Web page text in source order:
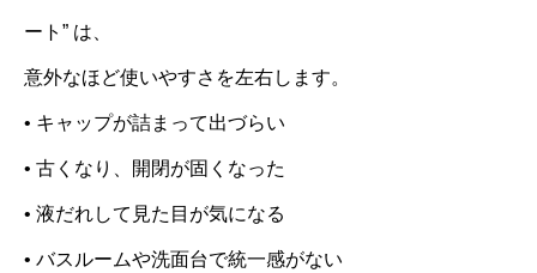
ート” は、
意外なほど使いやすさを左右します。
• キャップが詰まって出づらい
• 古くなり、開閉が固くなった
• 液だれして見た目が気になる
• バスルームや洗面台で統一感がない